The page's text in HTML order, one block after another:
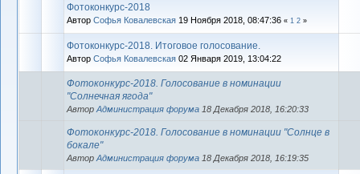
Фотоконкурс-2018
Автор Софья Ковалевская 19 Ноября 2018, 08:47:36 « 1 2 »
Фотоконкурс-2018. Итоговое голосование.
Автор Софья Ковалевская 02 Января 2019, 13:04:22
Фотоконкурс-2018. Голосование в номинации
"Солнечная ягода"
Автор Администрация форума 18 Декабря 2018, 16:20:33
Фотоконкурс-2018. Голосование в номинации "Солнце в
бокале"
Автор Администрация форума 18 Декабря 2018, 16:19:35